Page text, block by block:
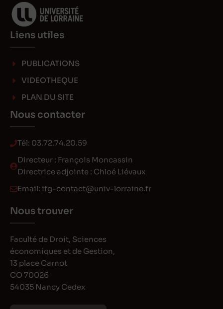
Liens utiles
PUBLICATIONS
VIDEOTHEQUE
PLAN DU SITE
Nous contacter
Tél: 03.72.74.20.59
Directeur : François Moncassin
Directrice adjointe : Chloé Liévaux
Email: ifg-contact@univ-lorraine.fr
Nous trouver
Faculté de Droit, Sciences
économiques et de Gestion,
13 place Carnot
CO 70026
54035 Nancy Cedex